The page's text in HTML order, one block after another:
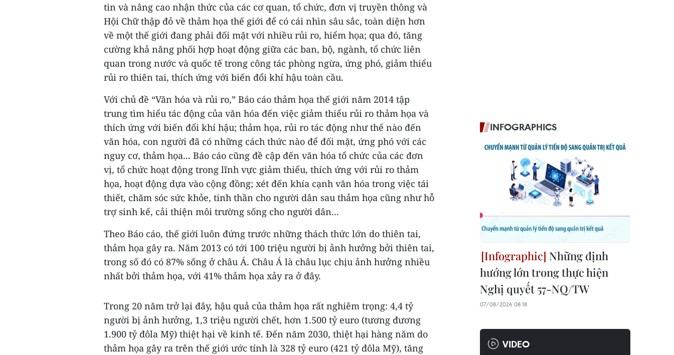
tin và nâng cao nhận thức của các cơ quan, tổ chức, đơn vị truyền thông và
Hội Chữ thập đỏ về thảm họa thế giới để có cái nhìn sâu sắc, toàn diện hơn
về một thế giới đang phải đối mặt với nhiều rủi ro, hiểm họa; qua đó, tăng
cường khả năng phối hợp hoạt động giữa các ban, bộ, ngành, tổ chức liên
quan trong nước và quốc tế trong công tác phòng ngừa, ứng phó, giảm thiểu
rủi ro thiên tai, thích ứng với biến đổi khí hậu toàn cầu.
Với chủ đề “Văn hóa và rủi ro,” Báo cáo thảm họa thế giới năm 2014 tập
trung tìm hiểu tác động của văn hóa đến việc giảm thiểu rủi ro thảm họa và
thích ứng với biến đổi khí hậu; thảm họa, rủi ro tác động như thế nào đến
văn hóa, con người đã có những cách thức nào để đối mặt, ứng phó với các
nguy cơ, thảm họa... Báo cáo cũng đề cập đến văn hóa tổ chức của các đơn
vị, tổ chức hoạt động trong lĩnh vực giảm thiểu, thích ứng với rủi ro thảm
họa, hoạt động dựa vào cộng đồng; xét đến khía cạnh văn hóa trong việc tái
thiết, chăm sóc sức khỏe, tinh thần cho người dân sau thảm họa cũng như hỗ
trợ sinh kế, cải thiện môi trường sống cho người dân...
Theo Báo cáo, thế giới luôn đứng trước những thách thức lớn do thiên tai,
thảm họa gây ra. Năm 2013 có tới 100 triệu người bị ảnh hưởng bởi thiên tai,
trong số đó có 87% sống ở châu Á. Châu Á là châu lục chịu ảnh hưởng nhiều
nhất bởi thảm họa, với 41% thảm họa xảy ra ở đây.
Trong 20 năm trở lại đây, hậu quả của thảm họa rất nghiêm trọng: 4,4 tỷ
người bị ảnh hưởng, 1,3 triệu người chết, hơn 1.500 tỷ euro (tương đương
1.900 tỷ đôla Mỹ) thiệt hại về kinh tế. Đến năm 2030, thiệt hại hàng năm do
thảm họa gây ra trên thế giới ước tính là 328 tỷ euro (421 tỷ đôla Mỹ), tăng
INFOGRAPHICS
Những định
hướng lớn trong thực hiện
Nghị quyết 57-NQ/TW
07/08/2026 08:18
VIDEO